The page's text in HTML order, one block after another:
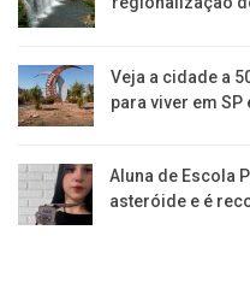
Veja a cidade a
para viver em SP
Aluna de Escola
asteróide e é